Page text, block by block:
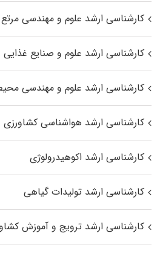
کارشناسی ارشد علوم و مهندسی مرتع
کارشناسی ارشد علوم و صنایع غذایی
کارشناسی ارشد علوم و مهندسی
کارشناسی ارشد هواشناسی کشاورزی
کارشناسی ارشد اکوهیدرولوژی
کارشناسی ارشد تولیدات گیاهی
کارشناسی ارشد ترویج و آموزش